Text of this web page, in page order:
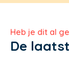
Heb je dit al
De